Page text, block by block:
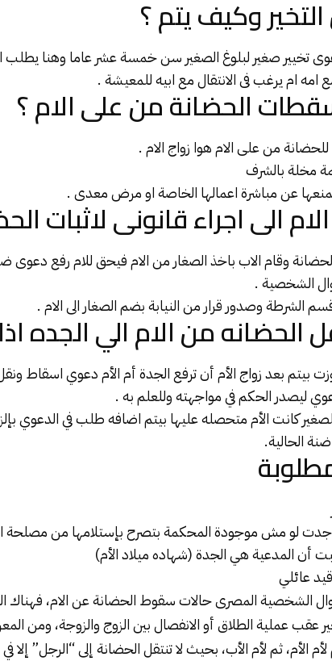
وكيف يتم ؟
تخيير صغير لبلوغ الصغير سن خمسة عشر عاما وهنا
امه ام يرغب فى الانتقال مع ابيه للمعيشة .
الحضانة من على الام ؟
من على الام هوا زواج الام .
مخلة بالشرف
عن مباشرة اعمالها الخاصة او مرض معدى .
الى اجراء قانونى لاثبات
وقام الاب باخذ الصغار من الام فيحق للام رفع دعوى
الشخصية .
الشرطة وصدور قرار من النيابة بضم الصغار الى الام .
الحضانه من الام الي الجده
بيتم بعد زواج الأم أن ترفع الجدة أم الأم دعوي اسقاط
ليصدر الحكم في مواجهته وللعلم به .
كانت الأم متحصله عليها بيتم اضافه طلب في الدعوي
الحالية.
وجدت لو مش موجودة المحكمة بتصرح بإستلامها من مصلحة
أن المدعية هي الجدة (شهاده ميلاد الأم)
عائلي
الشخصية المصرى حالات سقوط الحضانة عن الام، فهناك
عملية الطلاق أو الانفصال بين الزوج والزوجة، ومن
لأم الأم، ثم لأم الأب، بحيث لا تنتقل الحضانة إلى “الرجل”